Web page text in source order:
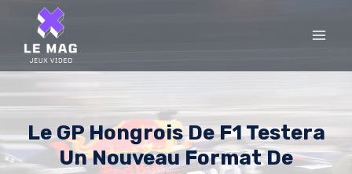
content
Le GP Hongrois De F1 Testera
Un Nouveau Format De